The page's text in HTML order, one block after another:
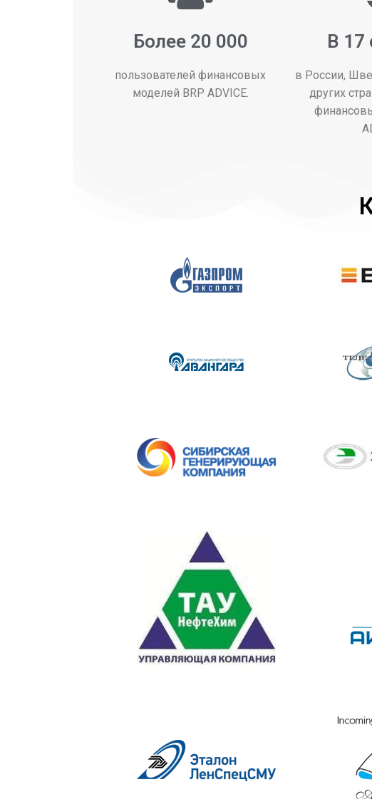
Более 20 000
пользователей финансовых
моделей BRP ADVICE.
В 17
в России,
других